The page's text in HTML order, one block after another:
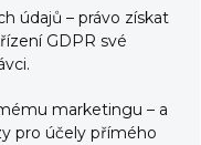
údajů – právo získat
GDPR své
marketingu – a
pro účely přímého